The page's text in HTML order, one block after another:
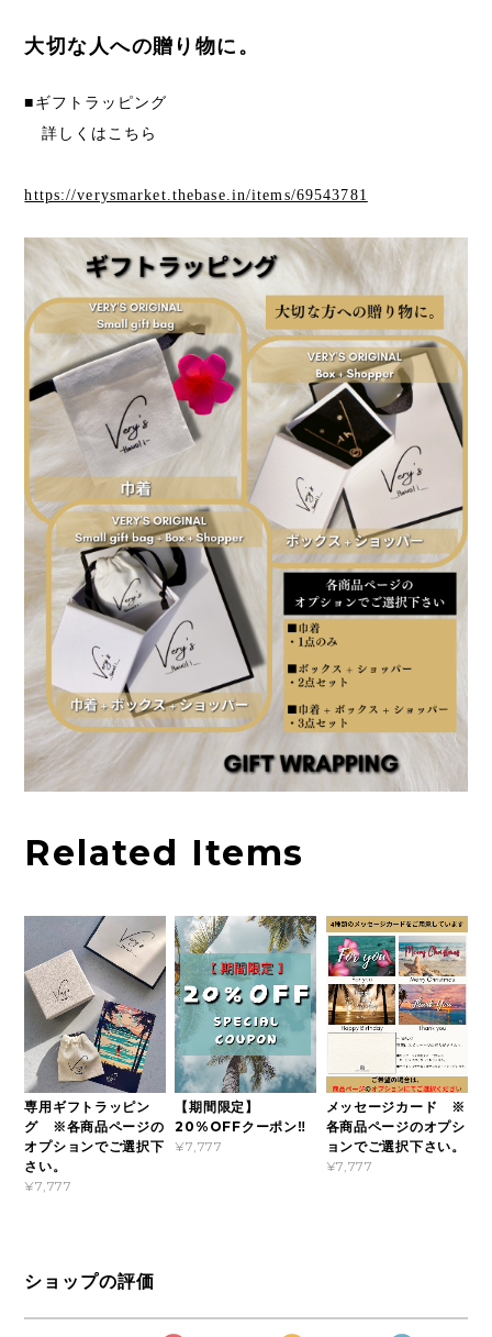
大切な人への贈り物に。
■ギフトラッピング
詳しくはこちら
https://verysmarket.thebase.in/items/69543781
Related Items
専用ギフトラッピン
グ ※各商品ページの
オプションでご選択下
さい。
¥7,777
【期間限定】
20%OFFクーポン‼
¥7,777
メッセージカード ※
各商品ページのオプシ
ョンでご選択下さい。
¥7,777
ショップの評価